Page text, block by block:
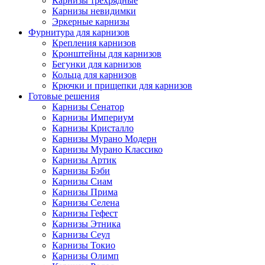
Карнизы невидимки
Эркерные карнизы
Фурнитура для карнизов
Крепления карнизов
Кронштейны для карнизов
Бегунки для карнизов
Кольца для карнизов
Крючки и прищепки для карнизов
Готовые решения
Карнизы Сенатор
Карнизы Империум
Карнизы Кристалло
Карнизы Мурано Модерн
Карнизы Мурано Классико
Карнизы Артик
Карнизы Бэби
Карнизы Сиам
Карнизы Прима
Карнизы Селена
Карнизы Гефест
Карнизы Этника
Карнизы Сеул
Карнизы Токио
Карнизы Олимп